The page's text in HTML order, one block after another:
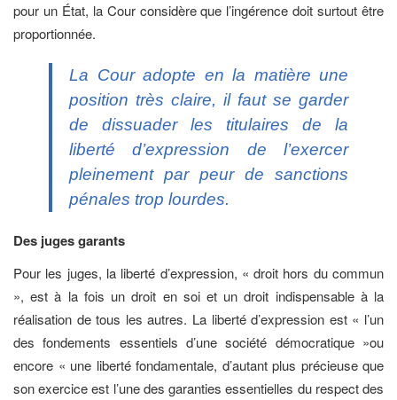
pour un État, la Cour considère que l’ingérence doit surtout être
proportionnée.
La Cour adopte en la matière une
position très claire, il faut se garder
de dissuader les titulaires de la
liberté d’expression de l’exercer
pleinement par peur de sanctions
pénales trop lourdes.
Des juges garants
Pour les juges, la liberté d’expression, « droit hors du commun
», est à la fois un droit en soi et un droit indispensable à la
réalisation de tous les autres. La liberté d’expression est « l’un
des fondements essentiels d’une société démocratique »ou
encore « une liberté fondamentale, d’autant plus précieuse que
son exercice est l’une des garanties essentielles du respect des